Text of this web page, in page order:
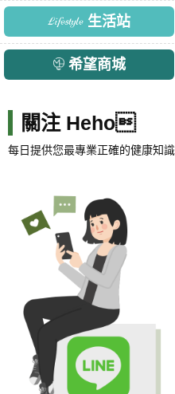
生活站
希望商城
關注 Heho
每日提供您最專業正確的健康知識